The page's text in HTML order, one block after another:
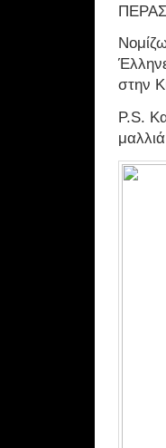
στην
P.S.